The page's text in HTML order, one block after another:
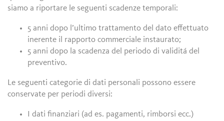
siamo a riportare le seguenti scadenze temporali:
5 anni dopo l’ultimo trattamento del dato effettuato
inerente il rapporto commerciale instaurato;
5 anni dopo la scadenza del periodo di validitá del
preventivo.
Le seguenti categorie di dati personali possono essere
conservate per periodi diversi:
I dati finanziari (ad es. pagamenti, rimborsi ecc.)